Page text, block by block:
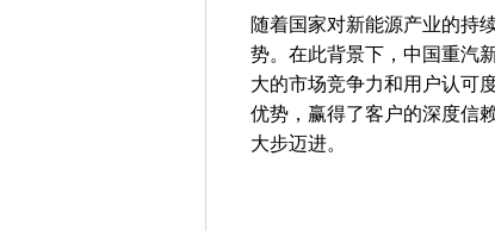
随着国家对新能源产业的持
势。在此背景下，中国重汽
大的市场竞争力和用户认可
优势，赢得了客户的深度信
大步迈进。